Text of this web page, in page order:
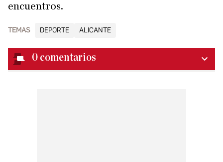
encuentros.
TEMAS DEPORTE ALICANTE
0 comentarios